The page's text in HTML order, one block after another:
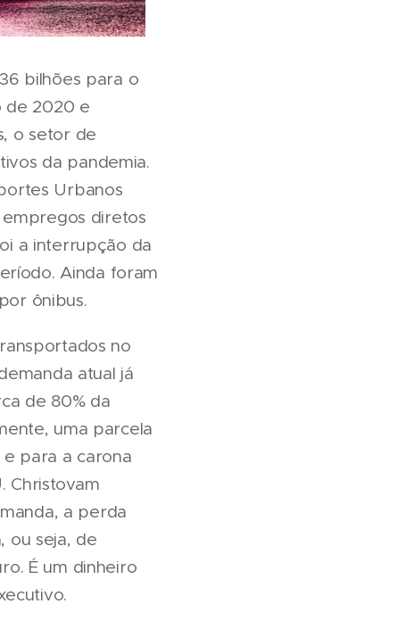
bilhões para o
de 2020 e
o setor de
da pandemia.
Urbanos
diretos
a interrupção da
Ainda foram
ônibus.
no
atual já
de 80% da
uma parcela
para a carona
Christovam
a perda
ou seja, de
É um dinheiro